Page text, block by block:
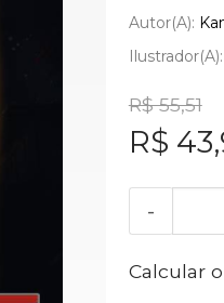
Autor(a):
Ilustrador(a):
R$ 55,51
R$
-
Calcular